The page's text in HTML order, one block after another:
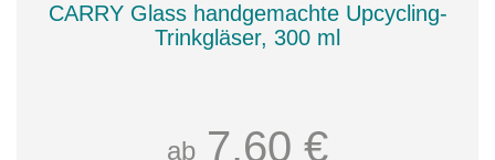
CARRY Glass handgemachte Upcycling-
Trinkgläser, 300 ml
ab 7,60 €